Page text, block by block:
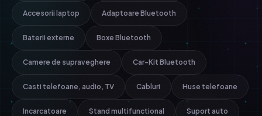
Accesorii laptop Adaptoare Bluetooth
Baterii externe Boxe Bluetooth
Camere de supraveghere Car-Kit Bluetooth
Casti telefoane, audio, TV Cabluri Huse telefoane
Incarcatoare Stand multifunctional Suport auto